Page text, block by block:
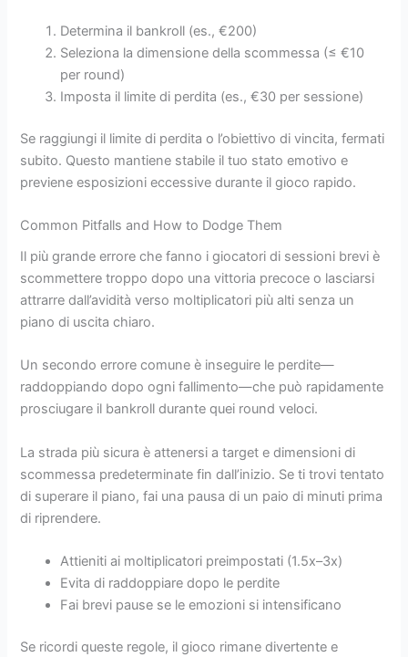
Determina il bankroll (es., €200)
Seleziona la dimensione della scommessa (≤ €10
per round)
Imposta il limite di perdita (es., €30 per sessione)
Se raggiungi il limite di perdita o l’obiettivo di vincita, fermati
subito. Questo mantiene stabile il tuo stato emotivo e
previene esposizioni eccessive durante il gioco rapido.
Common Pitfalls and How to Dodge Them
Il più grande errore che fanno i giocatori di sessioni brevi è
scommettere troppo dopo una vittoria precoce o lasciarsi
attrarre dall’avidità verso moltiplicatori più alti senza un
piano di uscita chiaro.
Un secondo errore comune è inseguire le perdite—
raddoppiando dopo ogni fallimento—che può rapidamente
prosciugare il bankroll durante quei round veloci.
La strada più sicura è attenersi a target e dimensioni di
scommessa predeterminate fin dall’inizio. Se ti trovi tentato
di superare il piano, fai una pausa di un paio di minuti prima
di riprendere.
Attieniti ai moltiplicatori preimpostati (1.5x–3x)
Evita di raddoppiare dopo le perdite
Fai brevi pause se le emozioni si intensificano
Se ricordi queste regole, il gioco rimane divertente e